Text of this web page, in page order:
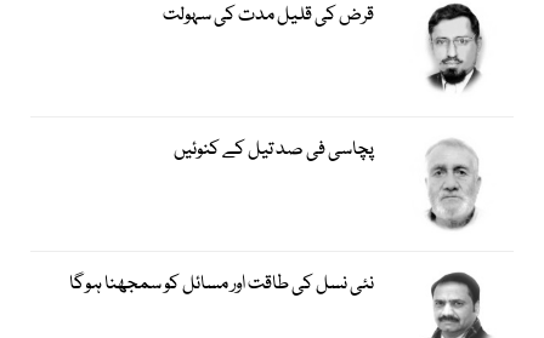
قرض کی قلیل مدت کی سہولت
پچاسی فی صد تیل کے کنوئیں
نئی نسل کی طاقت اور مسائل کو سمجھنا ہوگا